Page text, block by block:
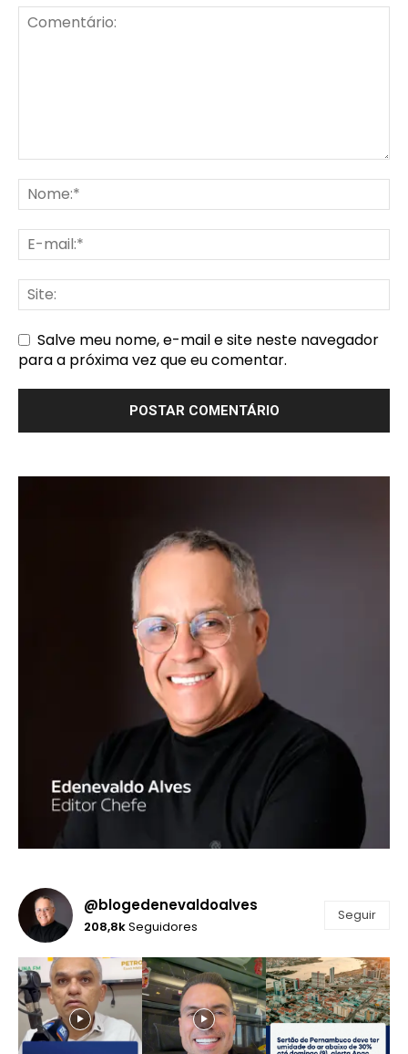
Salve meu nome, e-mail e site neste navegador
para a próxima vez que eu comentar.
@blogedenevaldoalves
208,8kSeguidores
Seguir